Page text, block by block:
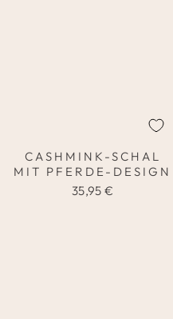
CASHMINK-SCHAL
MIT PFERDE-DESIGN
35,95 €